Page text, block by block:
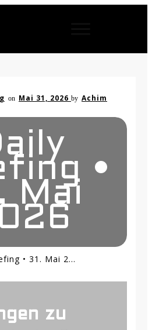
on Mai 31, 2026 by Achim
•
Mai
Daily Briefing • 31. Mai 2026
zu